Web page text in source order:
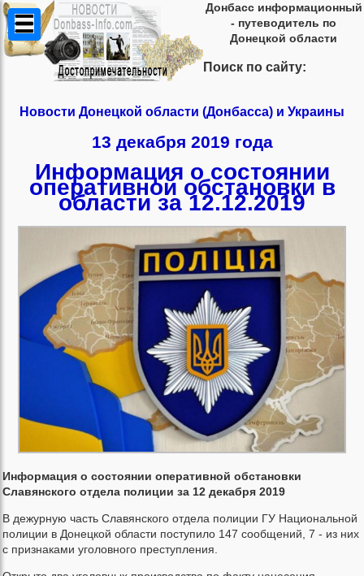
Донбасс информационный
- путеводитель по
Донецкой области
Поиск по сайту:
Новости Донецкой области (Донбасса) и Украины
13 декабря 2019 года
Информация о состоянии
оперативной обстановки в
области за 12.12.2019
Информация о состоянии оперативной обстановки
Славянского отдела полиции за 12 декабря 2019
В дежурную часть Славянского отдела полиции ГУ Национальной
полиции в Донецкой области поступило 147 сообщений, 7 - из них
с признаками уголовного преступления.